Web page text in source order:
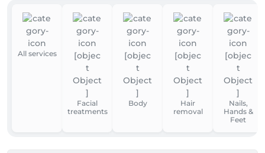
All services
Facial
treatments
Body
Hair
removal
Nails,
Hands &
Feet